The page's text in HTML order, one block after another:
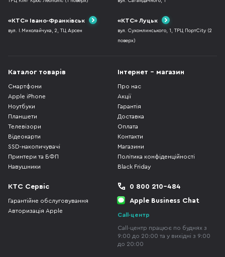
«КТС» Івано-Франківськ
вул. І.Миколайчука, 2, ТЦ Арсен
«КТС» Луцьк
вул. Сухомлинського, 1, ТРЦ ПортCity (2
поверх)
Каталог товарів
Смартфони
Apple iPhone
Ноутбуки
Планшети
Телевізори
Відеокарти
SSD-накопичувачі
Принтери та БФП
Навушники
Інтернет - магазин
Про нас
Акції
Гарантія
Доставка
Оплата
Контакти
Магазини
Політика конфіденційності
Black Friday
КТС Сервіс
Гарантійне обслуговування
Авторизація Apple
0 800 210-484
Apple Business Chat
Call-центр
Call-центр працює по буднях з
9:00 до 20:00 та у вихідні з 9:00
до 20:00